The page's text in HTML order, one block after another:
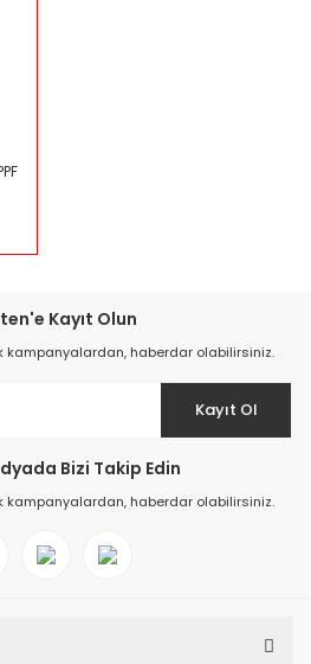
Kayıt Olun
kampanyalardan, haberdar olabilirsiniz.
Kayıt Ol
Bizi Takip Edin
kampanyalardan, haberdar olabilirsiniz.